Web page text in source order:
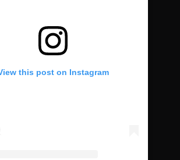
this post on Instagram